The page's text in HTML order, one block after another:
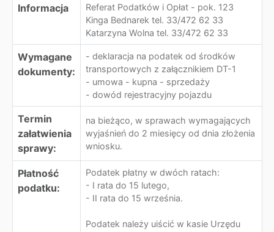
Informacja
Referat Podatków i Opłat - pok. 123
Kinga Bednarek tel. 33/472 62 33
Katarzyna Wolna tel. 33/472 62 33
Wymagane
dokumenty:
- deklaracja na podatek od środków
transportowych z załącznikiem DT-1
- umowa - kupna - sprzedaży
- dowód rejestracyjny pojazdu
Termin
załatwienia
sprawy:
na bieżąco, w sprawach wymagających
wyjaśnień do 2 miesięcy od dnia złożenia
wniosku.
Płatność
podatku:
Podatek płatny w dwóch ratach:
- I rata do 15 lutego,
- II rata do 15 września.
Podatek należy uiścić w kasie Urzędu